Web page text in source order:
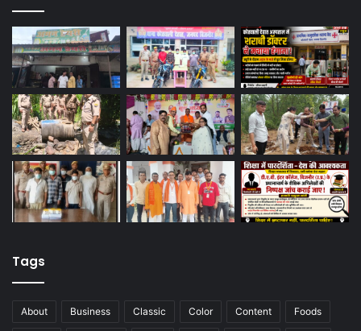
Tags
About Business Classic Color Content Foods